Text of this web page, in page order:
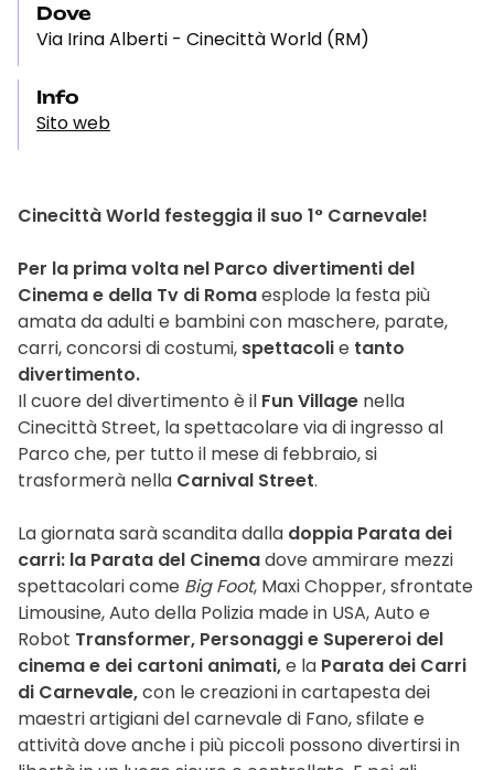
Dove
Via Irina Alberti - Cinecittà World (RM)
Info
Sito web
Cinecittà World festeggia il suo 1° Carnevale!
Per la prima volta nel Parco divertimenti del
Cinema e della Tv di Romaesplode la festa più
amata da adulti e bambini con maschere, parate,
carri, concorsi di costumi, spettacolie tanto
divertimento.
Il cuore del divertimento è il Fun Village nella
Cinecittà Street, la spettacolare via di ingresso al
Parco che, per tutto il mese di febbraio, si
trasformerà nella Carnival Street.
La giornata sarà scandita dalla doppia Parata dei
carri: la Parata del Cinemadove ammirare mezzi
spettacolari come Big Foot, Maxi Chopper, sfrontate
Limousine, Auto della Polizia made in USA, Auto e
Robot Transformer, Personaggi e Supereroi del
cinema e dei cartoni animati,e la Parata dei Carri
di Carnevale,con le creazioni in cartapesta dei
maestri artigiani del carnevale di Fano, sfilate e
attività dove anche i più piccoli possono divertirsi in